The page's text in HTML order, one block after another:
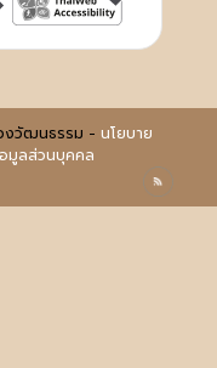
งวัฒนธรรม - นโยบาย
มูลส่วนบุคคล